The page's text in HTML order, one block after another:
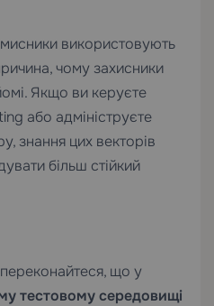
використовують
чому захисники
Якщо ви керуєте
або адмініструєте
знання цих векторів
більш стійкий
що у
тестовому середовищі